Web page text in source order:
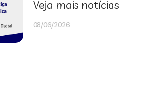
Veja mais notícias
08/06/2026